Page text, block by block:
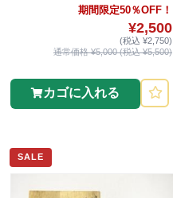
期間限定50％OFF！
¥2,500
(税込 ¥2,750)
通常価格 ¥5,000 (税込 ¥5,500)
カゴに入れる
SALE